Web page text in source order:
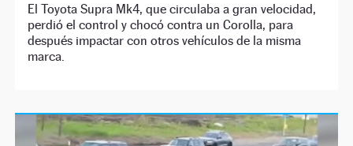
El Toyota Supra Mk4, que circulaba a gran velocidad,
perdió el control y chocó contra un Corolla, para
después impactar con otros vehículos de la misma
marca.